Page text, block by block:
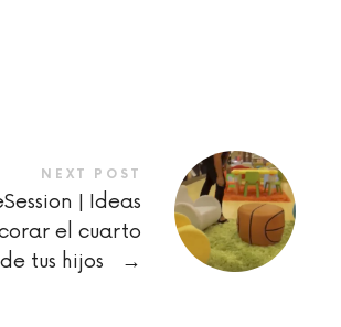
NEXT POST
| Ideas
el cuarto
de tus hijos
→